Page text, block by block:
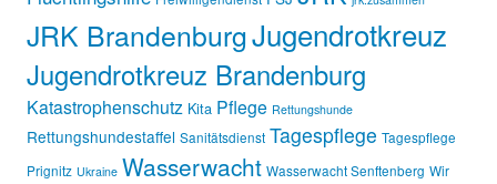
JRK BrandenburgJugendrotkreuz
Jugendrotkreuz Brandenburg
Katastrophenschutz Kita Pflege Rettungshunde
Rettungshundestaffel Sanitätsdienst Tagespflege Tagespflege
Prignitz Ukraine Wasserwacht Wasserwacht Senftenberg Wir